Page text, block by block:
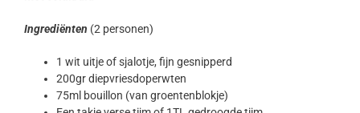
Ingrediënten (2 personen)
1 wit uitje of sjalotje, fijn gesnipperd
200gr diepvriesdoperwten
75ml bouillon (van groentenblokje)